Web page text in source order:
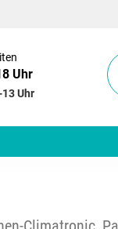
Uhr
Uhr